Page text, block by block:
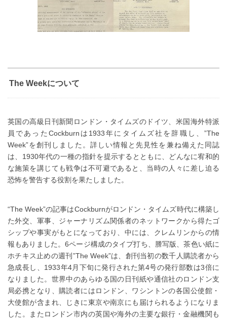
The Weekについて
英国の高級日刊新聞ロンドン・タイムズのドイツ、米国海外特派
員であったCockburnは1933年にタイムズ社を辞職し、”The
Week”を創刊しました。詳しい情報と先見性を兼ね備えた同誌
は、1930年代の一種の指針を提示するとともに、どんなに宥和的
な施策を講じても戦争は不可避であると、当時の人々に差し迫る
恐怖を警告する役割を果たしました。
“The Week”の記事はCockburnがロンドン・タイムズ時代に構築し
た外交、軍事、ジャーナリズム関係者のネットワークから得たゴ
シップや事実がもとになっており、中には、クレムリンからの情
報もありました。6ページ構成のタイプ打ち、謄写版、茶色い紙に
ホチキス止めの週刊”The Week”は、創刊当初の数千人購読者から
急成長し、1933年4月下旬に発行された第4号の発行部数は3倍に
なりました。世界中のあらゆる国の日刊紙や通信社のロンドン支
局必携となり、購読者にはロンドン、ワシントンの各国公使館・
大使館が含まれ、じきに東京や南京にも届けられるようになりま
した。またロンドン市内の英国や海外の主要な銀行・金融機関も